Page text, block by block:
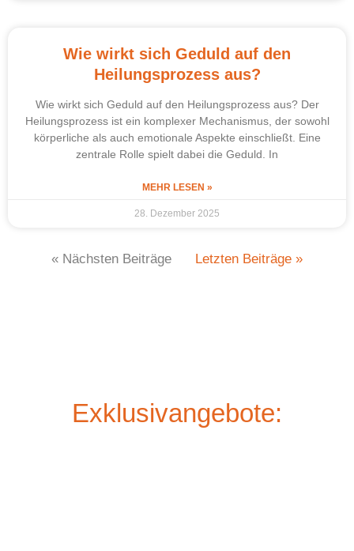
Wie wirkt sich Geduld auf den
Heilungsprozess aus?
Wie wirkt sich Geduld auf den Heilungsprozess aus? Der
Heilungsprozess ist ein komplexer Mechanismus, der sowohl
körperliche als auch emotionale Aspekte einschließt. Eine
zentrale Rolle spielt dabei die Geduld. In
MEHR LESEN »
28. Dezember 2025
« Nächsten Beiträge Letzten Beiträge »
Exklusivangebote: